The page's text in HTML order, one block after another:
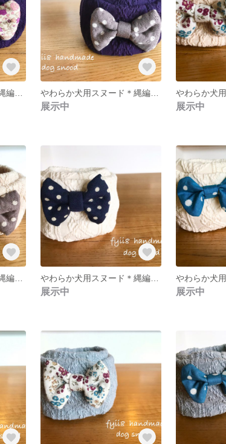
やわらか犬用スヌード＊縄編みアラン柄ニット＊グレープ×ピンク小花＊小型犬 やわらか犬用スヌード＊縄編みアラン柄ニット＊グレープ×グレージュ水玉＊小型犬
展示中 展示中
やわらか犬用スヌード＊縄編みアラン柄ニット＊ミルクティ×グレージュ水玉＊小型犬 やわらか犬用スヌード＊縄編みアラン柄ニット＊生成り×ネイビー水玉＊小型犬
展示中 展示中